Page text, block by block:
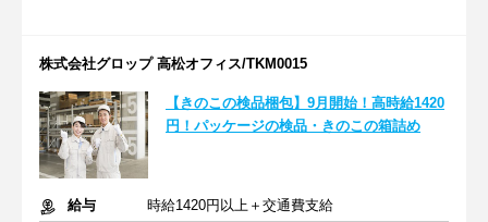
株式会社グロップ 高松オフィス/TKM0015
【きのこの検品梱包】9月開始！高時給1420
円！パッケージの検品・きのこの箱詰め
給与
時給1420円以上＋交通費支給